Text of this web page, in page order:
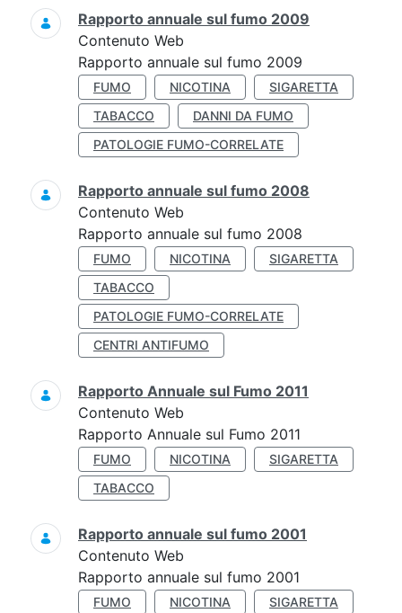
Rapporto annuale sul fumo 2009
Contenuto Web
Rapporto annuale sul fumo 2009
FUMO NICOTINA
SIGARETTA
TABACCO
DANNI DA FUMO
PATOLOGIE FUMO-CORRELATE
Rapporto annuale sul fumo 2008
Contenuto Web
Rapporto annuale sul fumo 2008
FUMO NICOTINA
SIGARETTA
TABACCO
PATOLOGIE FUMO-CORRELATE
CENTRI ANTIFUMO
Rapporto Annuale sul Fumo 2011
Contenuto Web
Rapporto Annuale sul Fumo 2011
FUMO NICOTINA
SIGARETTA
TABACCO
Rapporto annuale sul fumo 2001
Contenuto Web
Rapporto annuale sul fumo 2001
FUMO NICOTINA
SIGARETTA